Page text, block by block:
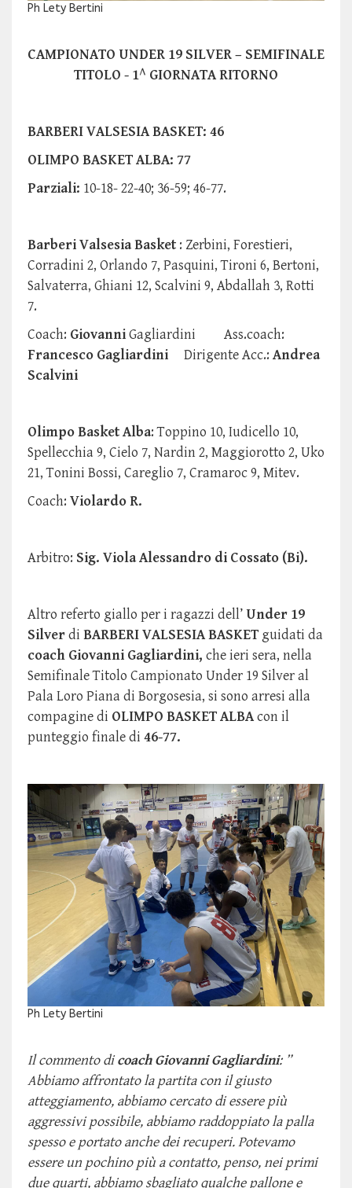
Ph Lety Bertini
CAMPIONATO UNDER 19 SILVER – SEMIFINALE
TITOLO - 1^ GIORNATA RITORNO
BARBERI VALSESIA BASKET: 46
OLIMPO BASKET ALBA: 77
Parziali: 10-18- 22-40; 36-59; 46-77.
Barberi Valsesia Basket : Zerbini, Forestieri,
Corradini 2, Orlando 7, Pasquini, Tironi 6, Bertoni,
Salvaterra, Ghiani 12, Scalvini 9, Abdallah 3, Rotti
7.
Coach: GiovanniGagliardini Ass.coach:
Francesco Gagliardini Dirigente Acc.: Andrea
Scalvini
Olimpo Basket Alba: Toppino 10, Iudicello 10,
Spellecchia 9, Cielo 7, Nardin 2, Maggiorotto 2, Uko
21, Tonini Bossi, Careglio 7, Cramaroc 9, Mitev.
Coach: Violardo R.
Arbitro: Sig. Viola Alessandro di Cossato (Bi).
Altro referto giallo per i ragazzi dell’Under 19
Silverdi BARBERI VALSESIA BASKET guidati da
coach Giovanni Gagliardini, che ieri sera, nella
Semifinale Titolo Campionato Under 19 Silver al
Pala Loro Piana di Borgosesia, si sono arresi alla
compagine di OLIMPO BASKET ALBAcon il
punteggio finale di 46-77.
Ph Lety Bertini
Il commento dicoach Giovanni Gagliardini: ”
Abbiamo affrontato la partita con il giusto
atteggiamento, abbiamo cercato di essere più
aggressivi possibile, abbiamo raddoppiato la palla
spesso e portato anche dei recuperi. Potevamo
essere un pochino più a contatto, penso, nei primi
due quarti, abbiamo sbagliato qualche pallone e